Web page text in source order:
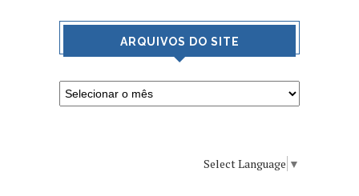
ARQUIVOS DO SITE
Select Language ▼